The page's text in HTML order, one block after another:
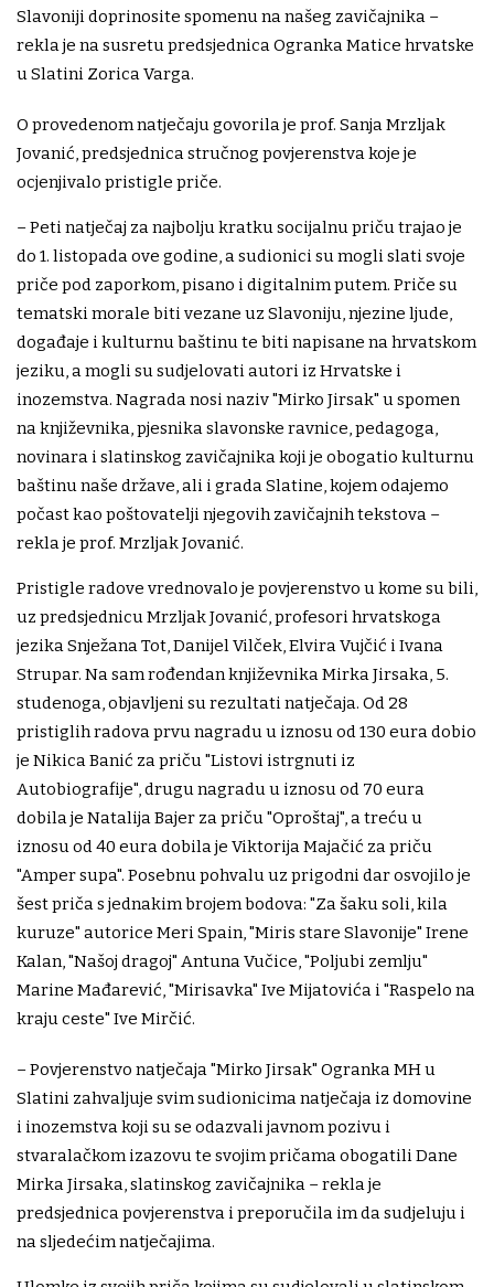
Slavoniji doprinosite spomenu na našeg zavičajnika –
rekla je na susretu predsjednica Ogranka Matice hrvatske
u Slatini Zorica Varga.
O provedenom natječaju govorila je prof. Sanja Mrzljak
Jovanić, predsjednica stručnog povjerenstva koje je
ocjenjivalo pristigle priče.
– Peti natječaj za najbolju kratku socijalnu priču trajao je
do 1. listopada ove godine, a sudionici su mogli slati svoje
priče pod zaporkom, pisano i digitalnim putem. Priče su
tematski morale biti vezane uz Slavoniju, njezine ljude,
događaje i kulturnu baštinu te biti napisane na hrvatskom
jeziku, a mogli su sudjelovati autori iz Hrvatske i
inozemstva. Nagrada nosi naziv "Mirko Jirsak" u spomen
na književnika, pjesnika slavonske ravnice, pedagoga,
novinara i slatinskog zavičajnika koji je obogatio kulturnu
baštinu naše države, ali i grada Slatine, kojem odajemo
počast kao poštovatelji njegovih zavičajnih tekstova –
rekla je prof. Mrzljak Jovanić.
Pristigle radove vrednovalo je povjerenstvo u kome su bili,
uz predsjednicu Mrzljak Jovanić, profesori hrvatskoga
jezika Snježana Tot, Danijel Vilček, Elvira Vujčić i Ivana
Strupar. Na sam rođendan književnika Mirka Jirsaka, 5.
studenoga, objavljeni su rezultati natječaja. Od 28
pristiglih radova prvu nagradu u iznosu od 130 eura dobio
je Nikica Banić za priču "Listovi istrgnuti iz
Autobiografije", drugu nagradu u iznosu od 70 eura
dobila je Natalija Bajer za priču "Oproštaj", a treću u
iznosu od 40 eura dobila je Viktorija Majačić za priču
"Amper supa". Posebnu pohvalu uz prigodni dar osvojilo je
šest priča s jednakim brojem bodova: "Za šaku soli, kila
kuruze" autorice Meri Spain, "Miris stare Slavonije" Irene
Kalan, "Našoj dragoj" Antuna Vučice, "Poljubi zemlju"
Marine Mađarević, "Mirisavka" Ive Mijatovića i "Raspelo na
kraju ceste" Ive Mirčić.
– Povjerenstvo natječaja "Mirko Jirsak" Ogranka MH u
Slatini zahvaljuje svim sudionicima natječaja iz domovine
i inozemstva koji su se odazvali javnom pozivu i
stvaralačkom izazovu te svojim pričama obogatili Dane
Mirka Jirsaka, slatinskog zavičajnika – rekla je
predsjednica povjerenstva i preporučila im da sudjeluju i
na sljedećim natječajima.